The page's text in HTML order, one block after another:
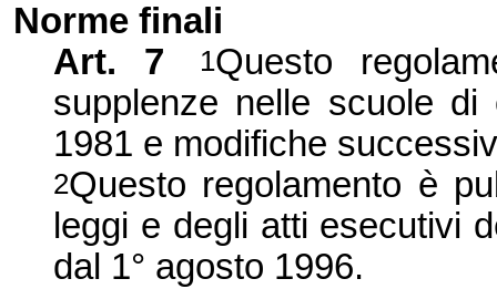
Norme finali
Art. 7
1Questo
supplenze nelle scuole
1981 e modifiche
2Questo regolamento è
leggi e degli atti esecutivi
dal 1° agosto 1996.